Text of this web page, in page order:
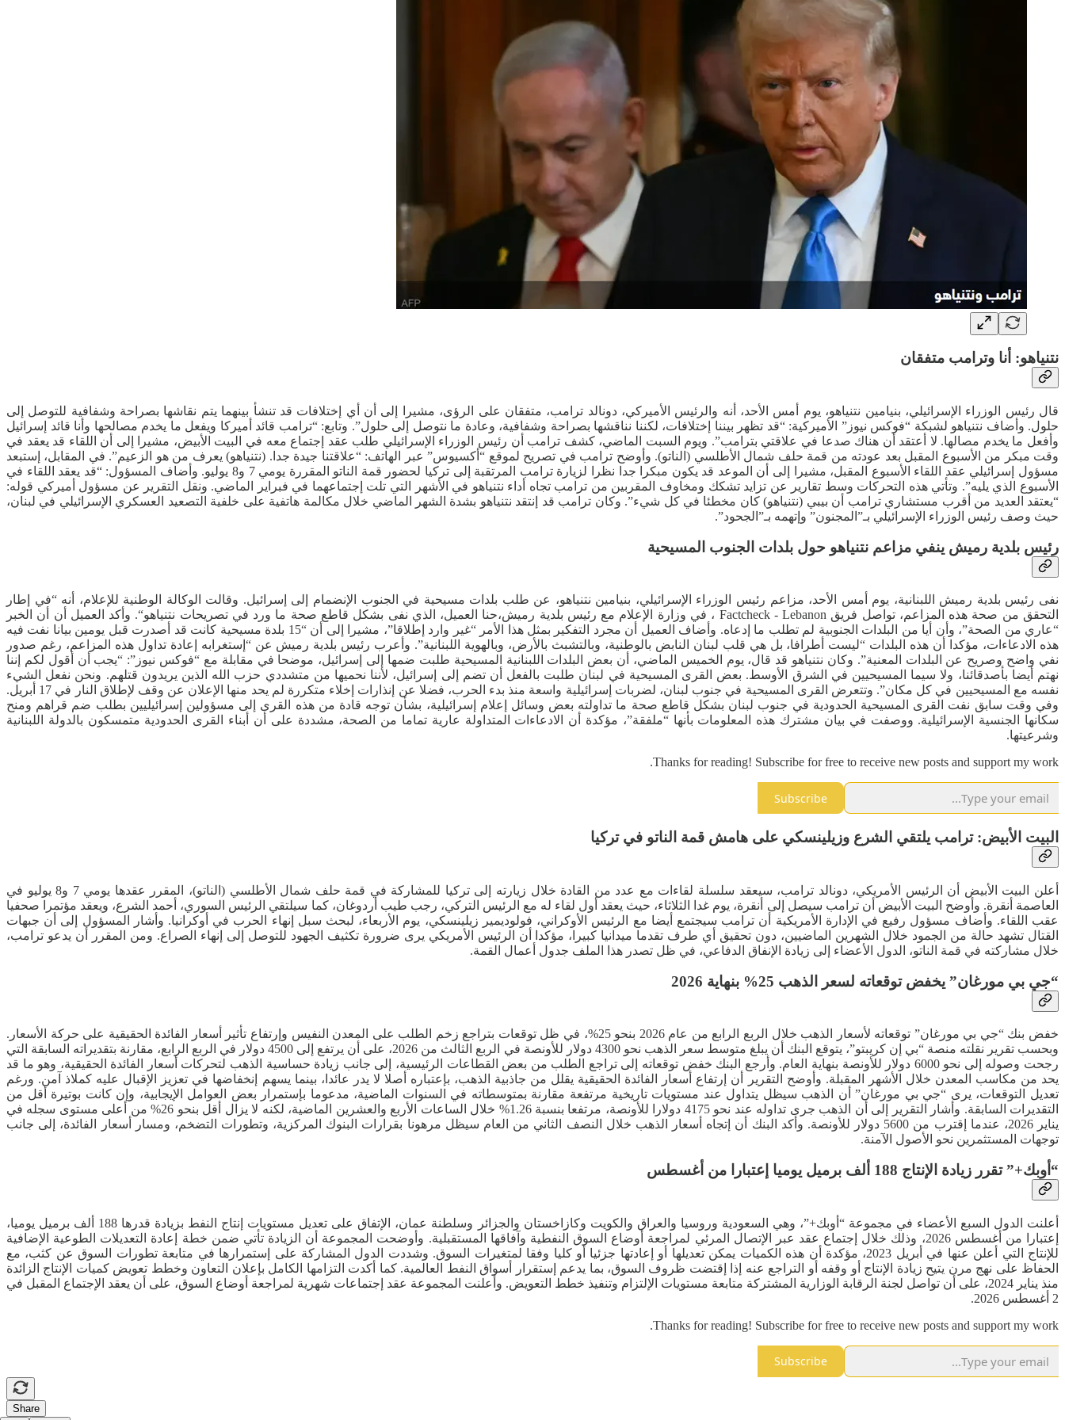
نتنياهو: أنا وترامب متفقان
قال رئيس الوزراء الإسرائيلي، بنيامين نتنياهو، يوم أمس الأحد، أنه والرئيس الأميركي، دونالد ترامب، متفقان على الرؤى، مشيرا إلى أن أي إختلافات قد تنشأ بينهما يتم نقاشها بصراحة وشفافية للتوصل إلى
حلول. وأضاف نتنياهو لشبكة “فوكس نيوز” الأميركية: “قد تظهر بيننا إختلافات، لكننا نناقشها بصراحة وشفافية، وعادة ما نتوصل إلى حلول”. وتابع: “ترامب قائد أميركا ويفعل ما يخدم مصالحها وأنا قائد إسرائيل
وأفعل ما يخدم مصالها. لا أعتقد أن هناك صدعا في علاقتي بترامب”. ويوم السبت الماضي، كشف ترامب أن رئيس الوزراء الإسرائيلي طلب عقد إجتماع معه في البيت الأبيض، مشيرا إلى أن اللقاء قد يعقد في
وقت مبكر من الأسبوع المقبل بعد عودته من قمة حلف شمال الأطلسي (الناتو). وأوضح ترامب في تصريح لموقع “أكسيوس” عبر الهاتف: “علاقتنا جيدة جدا. (نتنياهو) يعرف من هو الزعيم”. في المقابل، إستبعد
مسؤول إسرائيلي عقد اللقاء الأسبوع المقبل، مشيرا إلى أن الموعد قد يكون مبكرا جدا نظرا لزيارة ترامب المرتقبة إلى تركيا لحضور قمة الناتو المقررة يومي 7 و8 يوليو. وأضاف المسؤول: “قد يعقد اللقاء في
الأسبوع الذي يليه”. وتأتي هذه التحركات وسط تقارير عن تزايد تشكك ومخاوف المقربين من ترامب تجاه أداء نتنياهو في الأشهر التي تلت إجتماعهما في فبراير الماضي. ونقل التقرير عن مسؤول أميركي قوله:
“يعتقد العديد من أقرب مستشاري ترامب أن بيبي (نتنياهو) كان مخطئا في كل شيء”. وكان ترامب قد إنتقد نتنياهو بشدة الشهر الماضي خلال مكالمة هاتفية على خلفية التصعيد العسكري الإسرائيلي في لبنان،
حيث وصف رئيس الوزراء الإسرائيلي بـ”المجنون” وإتهمه بـ”الجحود”.
رئيس بلدية رميش ينفي مزاعم نتنياهو حول بلدات الجنوب المسيحية
نفى رئيس بلدية رميش اللبنانية، يوم أمس الأحد، مزاعم رئيس الوزراء الإسرائيلي، بنيامين نتنياهو، عن طلب بلدات مسيحية في الجنوب الإنضمام إلى إسرائيل. وقالت الوكالة الوطنية للإعلام، أنه “في إطار
التحقق من صحة هذه المزاعم، تواصل فريق Factcheck - Lebanon ، في وزارة الإعلام مع رئيس بلدية رميش،حنا العميل، الذي نفى بشكل قاطع صحة ما ورد في تصريحات نتنياهو“. وأكد العميل أن أن الخبر
“عاري من الصحة”، وأن أيا من البلدات الجنوبية لم تطلب ما إدعاه. وأضاف العميل أن مجرد التفكير بمثل هذا الأمر “غير وارد إطلاقا”، مشيرا إلى أن “15 بلدة مسيحية كانت قد أصدرت قبل يومين بيانا نفت فيه
هذه الادعاءات، مؤكدا أن هذه البلدات “ليست أطرافا، بل هي قلب لبنان النابض بالوطنية، وبالتشبث بالأرض، وبالهوية اللبنانية”. وأعرب رئيس بلدية رميش عن “إستغرابه إعادة تداول هذه المزاعم، رغم صدور
نفي واضح وصريح عن البلدات المعنية”. وكان نتنياهو قد قال، يوم الخميس الماضي، أن بعض البلدات اللبنانية المسيحية طلبت ضمها إلى إسرائيل، موضحا في مقابلة مع “فوكس نيوز”: “يجب أن أقول لكم إننا
نهتم أيضا بأصدقائنا، ولا سيما المسيحيين في الشرق الأوسط. بعض القرى المسيحية في لبنان طلبت بالفعل أن تضم إلى إسرائيل، لأننا نحميها من متشددي حزب الله الذين يريدون قتلهم. ونحن نفعل الشيء
نفسه مع المسيحيين في كل مكان”. وتتعرض القرى المسيحية في جنوب لبنان، لضربات إسرائيلية واسعة منذ بدء الحرب، فضلا عن إنذارات إخلاء متكررة لم يحد منها الإعلان عن وقف لإطلاق النار في 17 أبريل.
وفي وقت سابق نفت القرى المسيحية الحدودية في جنوب لبنان بشكل قاطع صحة ما تداولته بعض وسائل إعلام إسرائيلية، بشأن توجه قادة من هذه القرى إلى مسؤولين إسرائيليين بطلب ضم قراهم ومنح
سكانها الجنسية الإسرائيلية. ووصفت في بيان مشترك هذه المعلومات بأنها “ملفقة”، مؤكدة أن الادعاءات المتداولة عارية تماما من الصحة، مشددة على أن أبناء القرى الحدودية متمسكون بالدولة اللبنانية
وشرعيتها.
Thanks for reading! Subscribe for free to receive new posts and support my work.
Subscribe
البيت الأبيض: ترامب يلتقي الشرع وزيلينسكي على هامش قمة الناتو في تركيا
أعلن البيت الأبيض أن الرئيس الأمريكي، دونالد ترامب، سيعقد سلسلة لقاءات مع عدد من القادة خلال زيارته إلى تركيا للمشاركة في قمة حلف شمال الأطلسي (الناتو)، المقرر عقدها يومي 7 و8 يوليو في
العاصمة أنقرة. وأوضح البيت الأبيض أن ترامب سيصل إلى أنقرة، يوم غدا الثلاثاء، حيث يعقد أول لقاء له مع الرئيس التركي، رجب طيب أردوغان، كما سيلتقي الرئيس السوري، أحمد الشرع، ويعقد مؤتمرا صحفيا
عقب اللقاء. وأضاف مسؤول رفيع في الإدارة الأمريكية أن ترامب سيجتمع أيضا مع الرئيس الأوكراني، فولوديمير زيلينسكي، يوم الأربعاء، لبحث سبل إنهاء الحرب في أوكرانيا. وأشار المسؤول إلى أن جبهات
القتال تشهد حالة من الجمود خلال الشهرين الماضيين، دون تحقيق أي طرف تقدما ميدانيا كبيرا، مؤكدا أن الرئيس الأمريكي يرى ضرورة تكثيف الجهود للتوصل إلى إنهاء الصراع. ومن المقرر أن يدعو ترامب،
خلال مشاركته في قمة الناتو، الدول الأعضاء إلى زيادة الإنفاق الدفاعي، في ظل تصدر هذا الملف جدول أعمال القمة.
“جي بي مورغان” يخفض توقعاته لسعر الذهب 25% بنهاية 2026
خفض بنك “جي بي مورغان” توقعاته لأسعار الذهب خلال الربع الرابع من عام 2026 بنحو 25%، في ظل توقعات بتراجع زخم الطلب على المعدن النفيس وإرتفاع تأثير أسعار الفائدة الحقيقية على حركة الأسعار.
وبحسب تقرير نقلته منصة “بي إن كريبتو”، يتوقع البنك أن يبلغ متوسط سعر الذهب نحو 4300 دولار للأونصة في الربع الثالث من 2026، على أن يرتفع إلى 4500 دولار في الربع الرابع، مقارنة بتقديراته السابقة التي
رجحت وصوله إلى نحو 6000 دولار للأونصة بنهاية العام. وأرجع البنك خفض توقعاته إلى تراجع الطلب من بعض القطاعات الرئيسية، إلى جانب زيادة حساسية الذهب لتحركات أسعار الفائدة الحقيقية، وهو ما قد
يحد من مكاسب المعدن خلال الأشهر المقبلة. وأوضح التقرير أن إرتفاع أسعار الفائدة الحقيقية يقلل من جاذبية الذهب، بإعتباره أصلا لا يدر عائدا، بينما يسهم إنخفاضها في تعزيز الإقبال عليه كملاذ آمن. ورغم
تعديل التوقعات، يرى “جي بي مورغان” أن الذهب سيظل يتداول عند مستويات تاريخية مرتفعة مقارنة بمتوسطاته في السنوات الماضية، مدعوما بإستمرار بعض العوامل الإيجابية، وإن كانت بوتيرة أقل من
التقديرات السابقة. وأشار التقرير إلى أن الذهب جرى تداوله عند نحو 4175 دولارا للأونصة، مرتفعا بنسبة 1.26% خلال الساعات الأربع والعشرين الماضية، لكنه لا يزال أقل بنحو 26% من أعلى مستوى سجله في
يناير 2026، عندما إقترب من 5600 دولار للأونصة. وأكد البنك أن إتجاه أسعار الذهب خلال النصف الثاني من العام سيظل مرهونا بقرارات البنوك المركزية، وتطورات التضخم، ومسار أسعار الفائدة، إلى جانب
توجهات المستثمرين نحو الأصول الآمنة.
“أوبك+” تقرر زيادة الإنتاج 188 ألف برميل يوميا إعتبارا من أغسطس
أعلنت الدول السبع الأعضاء في مجموعة “أوبك+”، وهي السعودية وروسيا والعراق والكويت وكازاخستان والجزائر وسلطنة عمان، الإتفاق على تعديل مستويات إنتاج النفط بزيادة قدرها 188 ألف برميل يوميا،
إعتبارا من أغسطس 2026، وذلك خلال إجتماع عقد عبر الإتصال المرئي لمراجعة أوضاع السوق النفطية وآفاقها المستقبلية. وأوضحت المجموعة أن الزيادة تأتي ضمن خطة إعادة التعديلات الطوعية الإضافية
للإنتاج التي أعلن عنها في أبريل 2023، مؤكدة أن هذه الكميات يمكن تعديلها أو إعادتها جزئيا أو كليا وفقا لمتغيرات السوق. وشددت الدول المشاركة على إستمرارها في متابعة تطورات السوق عن كثب، مع
الحفاظ على نهج مرن يتيح زيادة الإنتاج أو وقفه أو التراجع عنه إذا إقتضت ظروف السوق، بما يدعم إستقرار أسواق النفط العالمية. كما أكدت التزامها الكامل بإعلان التعاون وخطط تعويض كميات الإنتاج الزائدة
منذ يناير 2024، على أن تواصل لجنة الرقابة الوزارية المشتركة متابعة مستويات الإلتزام وتنفيذ خطط التعويض. وأعلنت المجموعة عقد إجتماعات شهرية لمراجعة أوضاع السوق، على أن يعقد الإجتماع المقبل في
2 أغسطس 2026.
Thanks for reading! Subscribe for free to receive new posts and support my work.
Subscribe
Share